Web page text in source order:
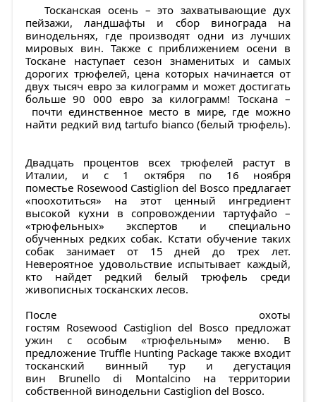
Тосканская осень – это захватывающие дух
пейзажи, ландшафты и сбор винограда на
винодельнях, где производят одни из лучших
мировых вин. Также с приближением осени в
Тоскане наступает сезон знаменитых и самых
дорогих трюфелей, цена которых начинается от
двух тысяч евро за килограмм и может достигать
больше 90 000 евро за килограмм! Тоскана –
почти единственное место в мире, где можно
найти редкий вид tartufo bianco (белый трюфель).
Двадцать процентов всех трюфелей растут в
Италии, и с 1 октября по 16 ноября
поместье Rosewood Castiglion del Bosco предлагает
«поохотиться» на этот ценный ингредиент
высокой кухни в сопровождении тартуфайо –
«трюфельных» экспертов и специально
обученных редких собак. Кстати обучение таких
собак занимает от 15 дней до трех лет.
Невероятное удовольствие испытывает каждый,
кто найдет редкий белый трюфель среди
живописных тосканских лесов.
После охоты
гостям Rosewood Castiglion del Bosco предложат
ужин с особым «трюфельным» меню. В
предложение Truffle Hunting Package также входит
тосканский винный тур и дегустация
вин Brunello di Montalcino на территории
собственной винодельни Castiglion del Bosco.